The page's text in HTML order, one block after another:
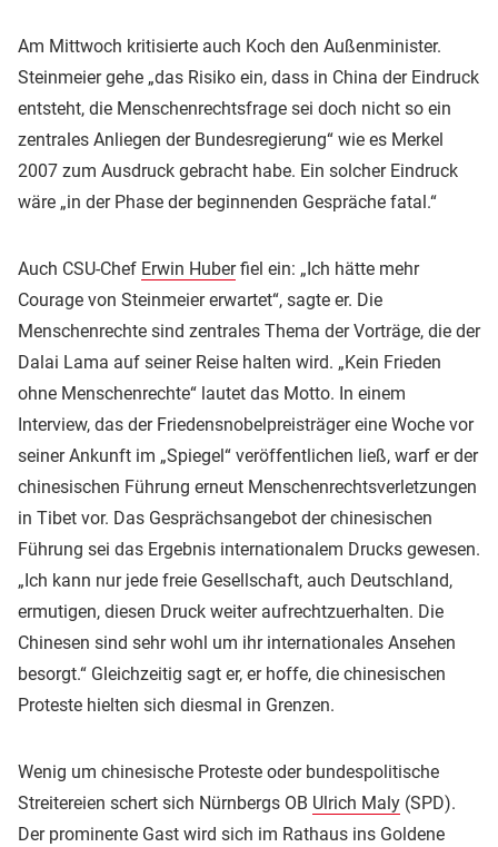
Am Mittwoch kritisierte auch Koch den Außenminister.
Steinmeier gehe „das Risiko ein, dass in China der Eindruck
entsteht, die Menschenrechtsfrage sei doch nicht so ein
zentrales Anliegen der Bundesregierung“ wie es Merkel
2007 zum Ausdruck gebracht habe. Ein solcher Eindruck
wäre „in der Phase der beginnenden Gespräche fatal.“
Auch CSU-Chef Erwin Huberfiel ein: „Ich hätte mehr
Courage von Steinmeier erwartet“, sagte er. Die
Menschenrechte sind zentrales Thema der Vorträge, die der
Dalai Lama auf seiner Reise halten wird. „Kein Frieden
ohne Menschenrechte“ lautet das Motto. In einem
Interview, das der Friedensnobelpreisträger eine Woche vor
seiner Ankunft im „Spiegel“ veröffentlichen ließ, warf er der
chinesischen Führung erneut Menschenrechtsverletzungen
in Tibet vor. Das Gesprächsangebot der chinesischen
Führung sei das Ergebnis internationalem Drucks gewesen.
„Ich kann nur jede freie Gesellschaft, auch Deutschland,
ermutigen, diesen Druck weiter aufrechtzuerhalten. Die
Chinesen sind sehr wohl um ihr internationales Ansehen
besorgt.“ Gleichzeitig sagt er, er hoffe, die chinesischen
Proteste hielten sich diesmal in Grenzen.
Wenig um chinesische Proteste oder bundespolitische
Streitereien schert sich Nürnbergs OB Ulrich Maly (SPD).
Der prominente Gast wird sich im Rathaus ins Goldene